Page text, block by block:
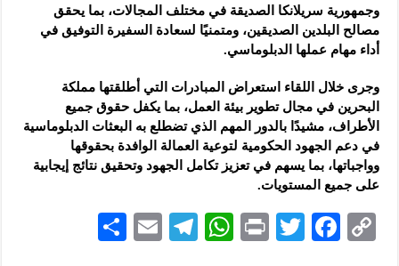
وجمهورية سريلانكا الصديقة في مختلف المجالات، بما يحقق
مصالح البلدين الصديقين، ومتمنيًا لسعادة السفيرة التوفيق في
أداء مهام عملها الدبلوماسي.
وجرى خلال اللقاء استعراض المبادرات التي أطلقتها مملكة
البحرين في مجال تطوير بيئة العمل، بما يكفل حقوق جميع
الأطراف، مشيدًا بالدور المهم الذي تضطلع به البعثات الدبلوماسية
في دعم الجهود الحكومية لتوعية العمالة الوافدة بحقوقها
وواجباتها، بما يسهم في تعزيز تكامل الجهود وتحقيق نتائج إيجابية
على جميع المستويات.
C
F
T
P
W
Te
E